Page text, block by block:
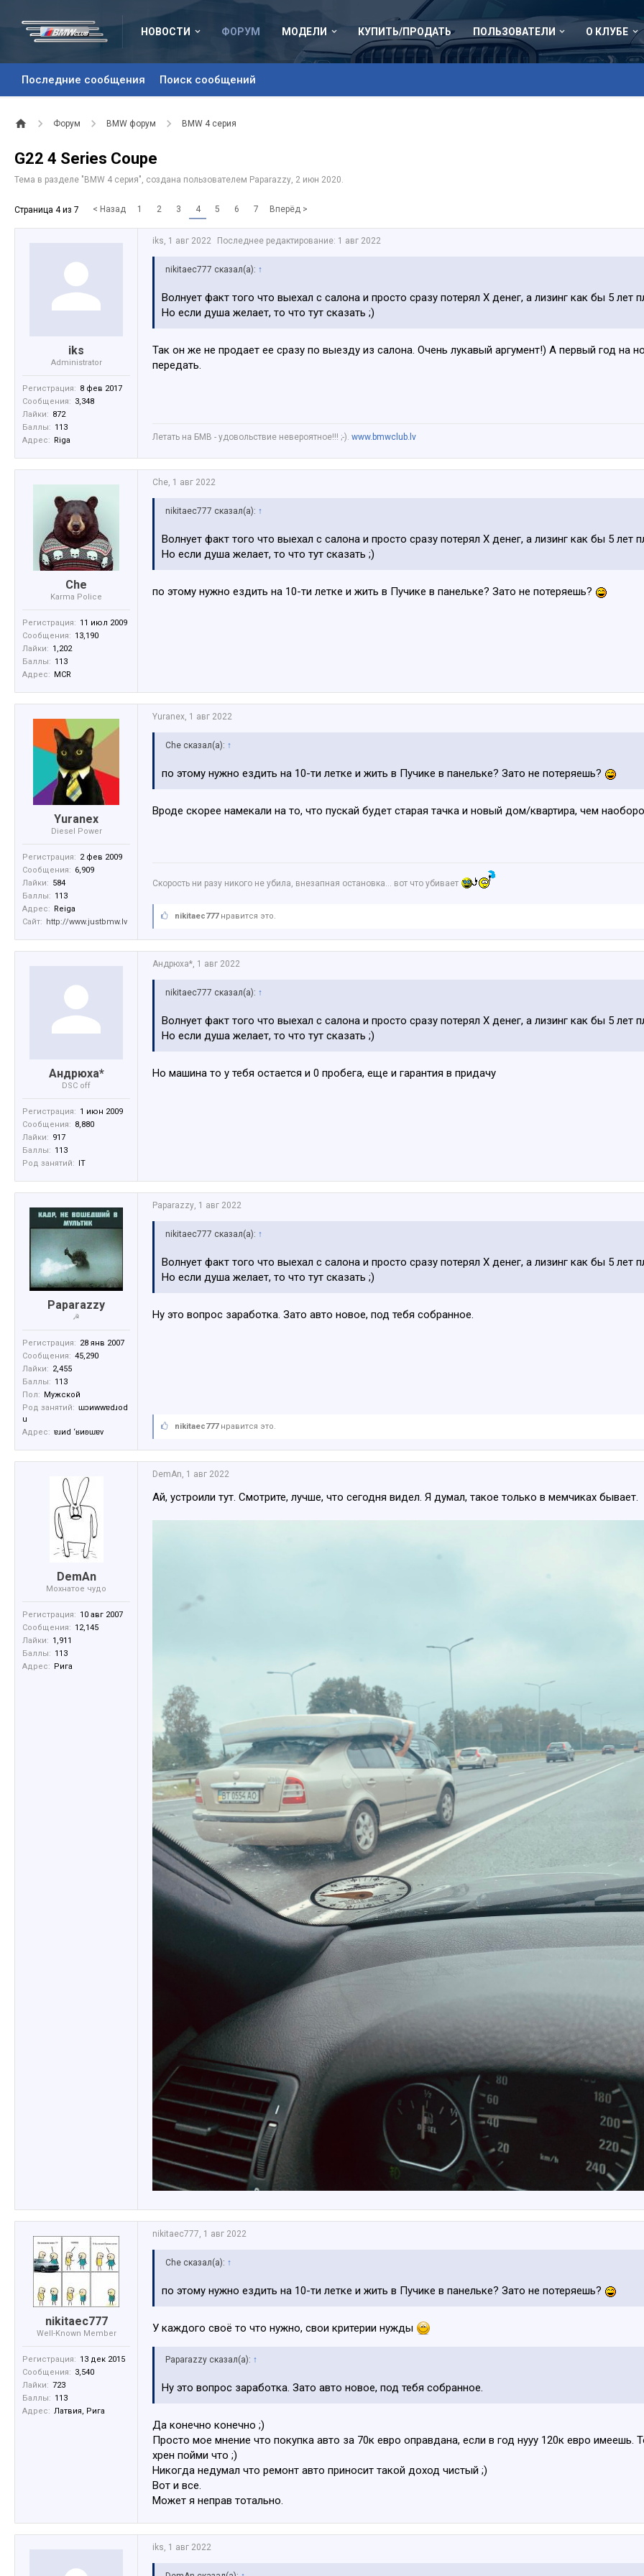
НОВОСТИ ФОРУМ
Последние сообщения Поиск сообщений
МОДЕЛИ КУПИТЬ/ПРОДАТЬ ПОЛЬЗОВАТЕЛИ О КЛУБЕ
Форум BMW форум BMW 4 серия
G22 4 Series Coupe
Тема в разделе " BMW 4 серия", создана пользователем Paparazzy, 2 июн 2020.
Страница 4 из 7 < Назад 1 2 3 4 5 6 7 Вперёд >
iks
Administrator
Регистрация: 8 фев 2017
Сообщения: 3,348
Лайки: 872
Баллы: 113
Адрес: Riga
iks, 1 авг 2022 Последнее редактирование: 1 авг 2022
nikitaec777 сказал(а): ↑
Волнует факт того что выехал с салона и просто сразу потерял Х денег, а лизинг как бы 5 лет
Но если душа желает, то что тут сказать ;)
Так он же не продает ее сразу по выезду из салона. Очень лукавый аргумент!) А первый год
передать.
Летать на БМВ - удовольствие невероятное!!! ;-). www.bmwclub.lv
Che
Karma Police
Регистрация: 11 июл 2009
Сообщения: 13,190
Лайки: 1,202
Баллы: 113
Адрес: MCR
Che, 1 авг 2022
nikitaec777 сказал(а): ↑
Волнует факт того что выехал с салона и просто сразу потерял Х денег, а лизинг как бы 5 лет
Но если душа желает, то что тут сказать ;)
по этому нужно ездить на 10-ти летке и жить в Пучике в панельке? Зато не потеряешь?
Yuranex
Diesel Power
Регистрация: 2 фев 2009
Сообщения: 6,909
Лайки: 584
Баллы: 113
Адрес: Reiga
Сайт: http://www.justbmw.lv
Yuranex, 1 авг 2022
Che сказал(а): ↑
по этому нужно ездить на 10-ти летке и жить в Пучике в панельке? Зато не потеряешь?
Вроде скорее намекали на то, что пускай будет старая тачка и новый дом/квартира, чем
Скорость ни разу никого не убила, внезапная остановка… вот что убивает
nikitaec777нравится это.
Андрюха*
DSC off
Регистрация: 1 июн 2009
Сообщения: 8,880
Лайки: 917
Баллы: 113
Род занятий: IT
Андрюха*, 1 авг 2022
nikitaec777 сказал(а): ↑
Волнует факт того что выехал с салона и просто сразу потерял Х денег, а лизинг как бы 5 лет
Но если душа желает, то что тут сказать ;)
Но машина то у тебя остается и 0 пробега, еще и гарантия в придачу
Paparazzy
☭
Регистрация: 28 янв 2007
Сообщения: 45,290
Лайки: 2,455
Баллы: 113
Пол:
Мужской
Род занятий: ɯɔиwwɐdɹоd
u
Адрес: ɐɹиd ‘ʁиʚɯɐv
Paparazzy, 1 авг 2022
nikitaec777 сказал(а): ↑
Волнует факт того что выехал с салона и просто сразу потерял Х денег, а лизинг как бы 5 лет
Но если душа желает, то что тут сказать ;)
Ну это вопрос заработка. Зато авто новое, под тебя собранное.
nikitaec777нравится это.
DemAn
Мохнатое чудо
Регистрация: 10 авг 2007
Сообщения: 12,145
Лайки: 1,911
Баллы: 113
Адрес:
Рига
DemAn, 1 авг 2022
Ай, устроили тут. Смотрите, лучше, что сегодня видел. Я думал, такое только в мемчиках бывает.
nikitaec777
Well-Known Member
Регистрация: 13 дек 2015
Сообщения: 3,540
Лайки: 723
Баллы: 113
Адрес: Латвия, Рига
nikitaec777, 1 авг 2022
Che сказал(а): ↑
по этому нужно ездить на 10-ти летке и жить в Пучике в панельке? Зато не потеряешь?
У каждого своё то что нужно, свои критерии нужды
Paparazzy сказал(а): ↑
Ну это вопрос заработка. Зато авто новое, под тебя собранное.
Да конечно конечно ;)
Просто мое мнение что покупка авто за 70к евро оправдана, если в год нууу 120к евро имеешь.
хрен пойми что ;)
Никогда недумал что ремонт авто приносит такой доход чистый ;)
Вот и все.
Может я неправ тотально.
iks, 1 авг 2022